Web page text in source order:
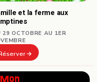
et la ferme aux
29 OCTOBRE AU 1ER